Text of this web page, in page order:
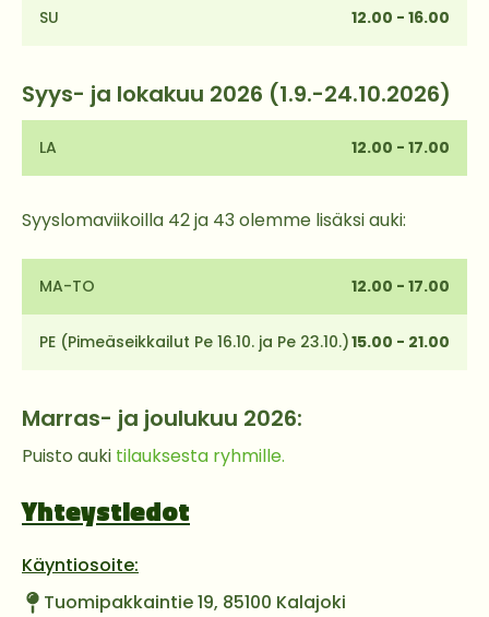
SU 12.00 - 16.00
Syys- ja lokakuu 2026 (1.9.-24.10.2026)
LA 12.00 - 17.00
Syyslomaviikoilla 42 ja 43 olemme lisäksi auki:
MA-TO 12.00 - 17.00
PE (Pimeäseikkailut Pe 16.10. ja Pe 23.10.)15.00 - 21.00
Marras- ja joulukuu 2026:
Puisto auki tilauksesta ryhmille.
Yhteystiedot
Käyntiosoite:
Tuomipakkaintie 19, 85100 Kalajoki